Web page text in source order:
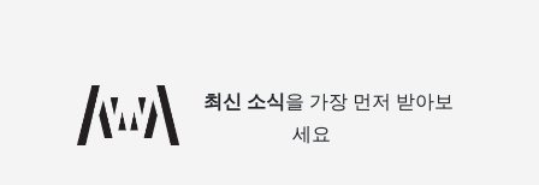
최신 소식을 가장 먼저 받아보
세요